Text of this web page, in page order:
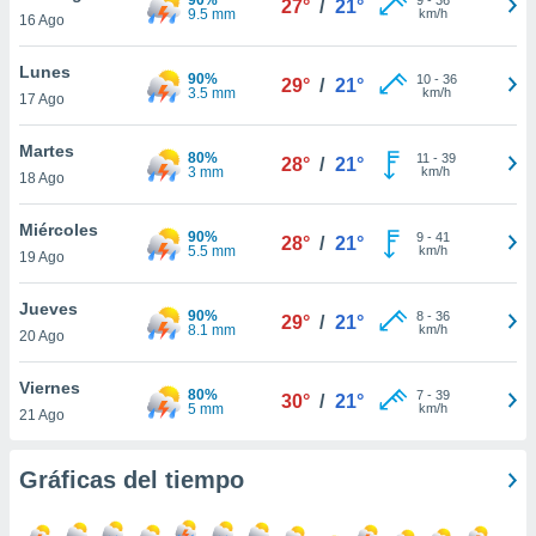
y
más
nuestra
y
de
disponible
cookies
aceptar
16 Ago
9.5 mm
27° / 21°
km/h
Lunes
17 Ago
90%
3.5 mm
29° / 21° 10- 36
km/h
Martes
18 Ago
80%
3 mm
28° / 21° 11 - 39
km/h
Miércoles
19 Ago
90%
5.5 mm
28° / 21° 9- 41
km/h
Jueves
20 Ago
90%
8.1 mm
29° / 21° 8- 36
km/h
Viernes
21 Ago
80%
5 mm
30° / 21° 7- 39
km/h
Gráficas del tiempo